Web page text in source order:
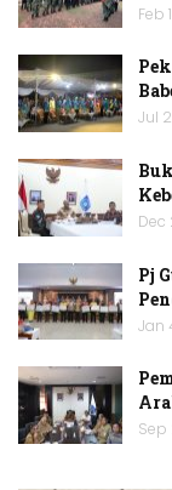
Feb
Jul
Dec
Pj
Jan
Sep